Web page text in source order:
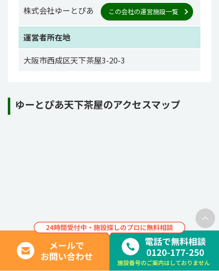
株式会社ゆーとぴあ この会社の運営施設一覧
運営者所在地
大阪市西成区天下茶屋3-20-3
ゆーとぴあ天下茶屋のアクセスマップ